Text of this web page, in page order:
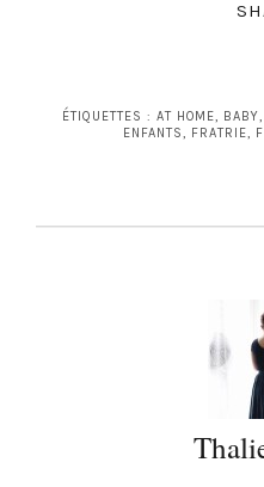
ÉTIQUETTES : AT HOME, BABY,
ENFANTS, FRATRIE,